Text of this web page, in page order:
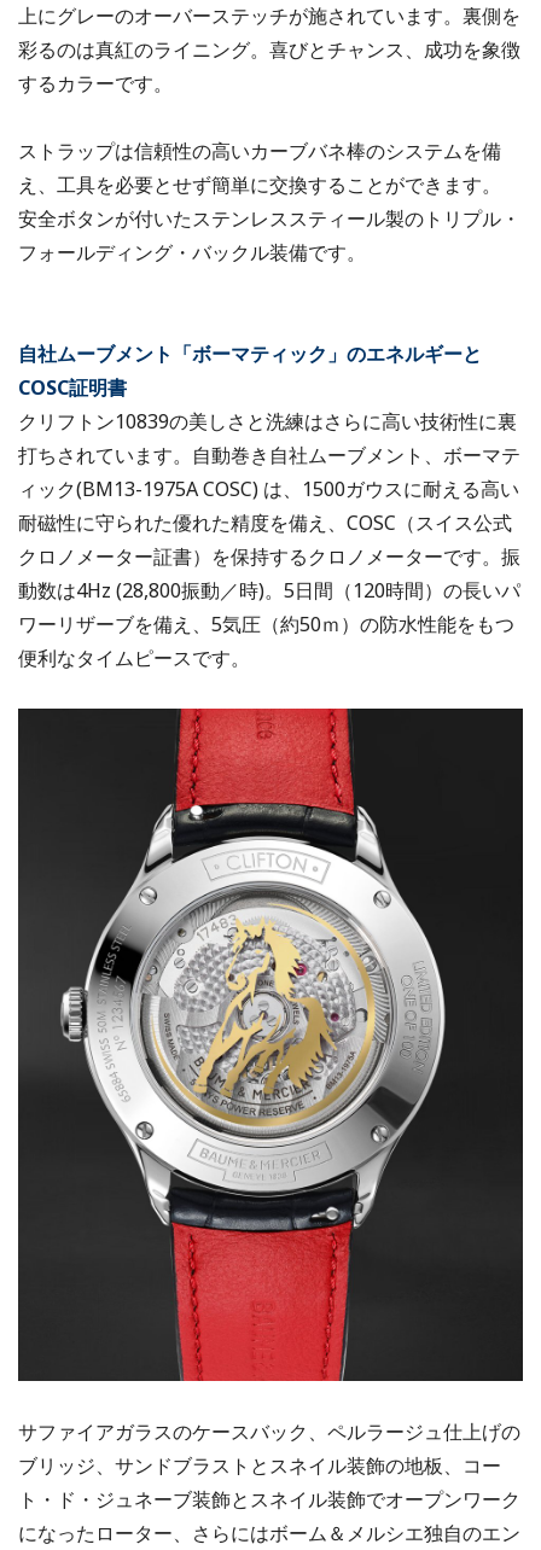
上にグレーのオーバーステッチが施されています。裏側を
彩るのは真紅のライニング。喜びとチャンス、成功を象徴
するカラーです。
ストラップは信頼性の高いカーブバネ棒のシステムを備
え、工具を必要とせず簡単に交換することができます。
安全ボタンが付いたステンレススティール製のトリプル・
フォールディング・バックル装備です。
自社ムーブメント「ボーマティック」のエネルギーと
COSC証明書
クリフトン10839の美しさと洗練はさらに高い技術性に裏
打ちされています。自動巻き自社ムーブメント、ボーマテ
ィック(BM13-1975A COSC) は、1500ガウスに耐える高い
耐磁性に守られた優れた精度を備え、COSC（スイス公式
クロノメーター証書）を保持するクロノメーターです。振
動数は4Hz (28,800振動／時)。5日間（120時間）の長いパ
ワーリザーブを備え、5気圧（約50ｍ）の防水性能をもつ
便利なタイムピースです。
サファイアガラスのケースバック、ペルラージュ仕上げの
ブリッジ、サンドブラストとスネイル装飾の地板、コー
ト・ド・ジュネーブ装飾とスネイル装飾でオープンワーク
になったローター、さらにはボーム＆メルシエ独自のエン